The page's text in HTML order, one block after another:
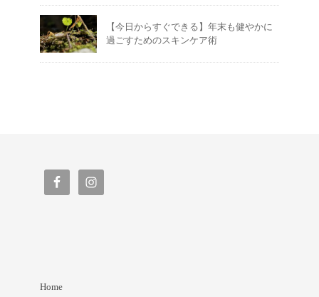
【今日からすぐできる】年末も健やかに
過ごすためのスキンケア術
Home